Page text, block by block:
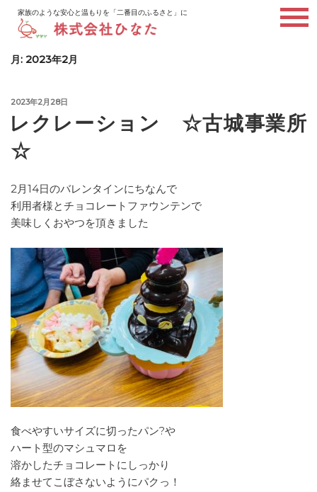
家族のような安心と温もりを「二番目のふるさと」に
月: 2023年2月
投
稿
日:
2023年2月28日
レクレーション ☆古城事業所
☆
2月14日のバレンタインにちなんで
利用者様とチョコレートファウンテンで
美味しくおやつを頂きました
食べやすいサイズに切ったパン?や
ハート型のマシュマロを
溶かしたチョコレートにしっかり
絡ませてこぼさないようにパクっ！